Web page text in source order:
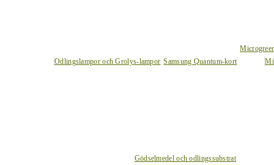
Odlingslampor och Grolys-lampor Samsung Quantum-kort
Gödselmedel och odlingssubstrat